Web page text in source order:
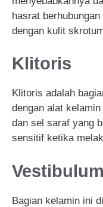
hasrat
dengan kulit
Klitoris
Klitoris adalah
dengan alat
dan sel saraf yang
sensitif ketika
Vestibulum
Bagian kelamin ini